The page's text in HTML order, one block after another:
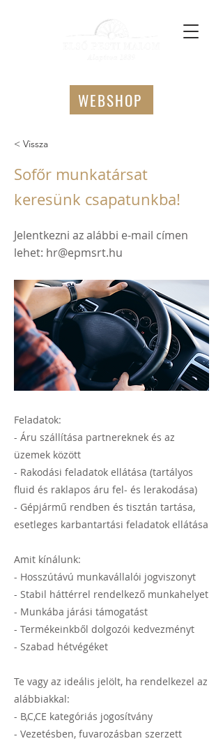
WEBSHOP
< Vissza
Sofőr munkatársat
keresünk csapatunkba!
Jelentkezni az alábbi e-mail címen
lehet: hr@epmsrt.hu
Feladatok:
- Áru szállítása partnereknek és az
üzemek között
- Rakodási feladatok ellátása (tartályos
fluid és raklapos áru fel- és lerakodása)
- Gépjármű rendben és tisztán tartása,
esetleges karbantartási feladatok ellátása
Amit kínálunk:
- Hosszútávú munkavállalói jogviszonyt
- Stabil háttérrel rendelkező munkahelyet
- Munkába járási támogatást
- Termékeinkből dolgozói kedvezményt
- Szabad hétvégéket
Te vagy az ideális jelölt, ha rendelkezel az
alábbiakkal:
- B,C,CE kategóriás jogosítvány
- Vezetésben, fuvarozásban szerzett